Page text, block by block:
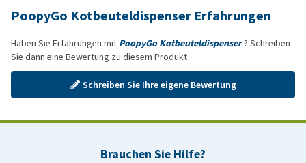
PoopyGo Kotbeuteldispenser Erfahrungen
Haben Sie Erfahrungen mit PoopyGo Kotbeuteldispenser? Schreiben
Sie dann eine Bewertung zu diesem Produkt
Schreiben Sie Ihre eigene Bewertung
Brauchen Sie Hilfe?